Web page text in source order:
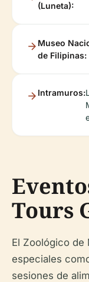
(Luneta):
Museo
de Filipinas:
Intramuros:
Tours
El Zoológico de
especiales
sesiones de